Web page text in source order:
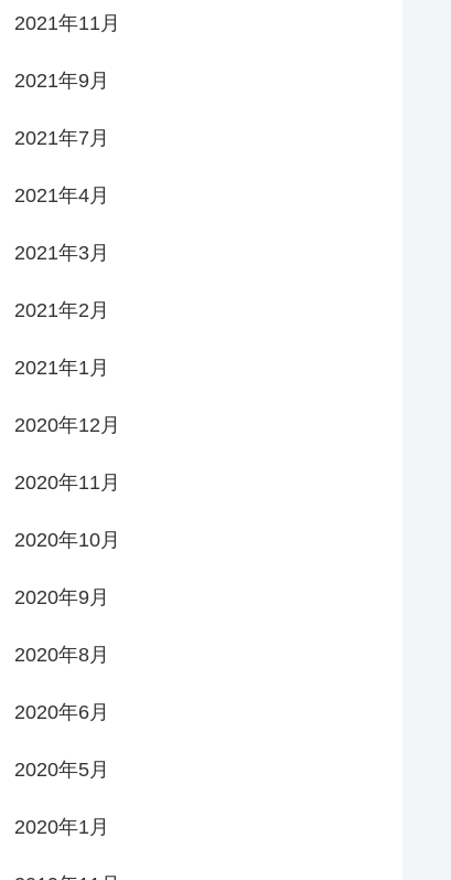
2021年11月
2021年9月
2021年7月
2021年4月
2021年3月
2021年2月
2021年1月
2020年12月
2020年11月
2020年10月
2020年9月
2020年8月
2020年6月
2020年5月
2020年1月